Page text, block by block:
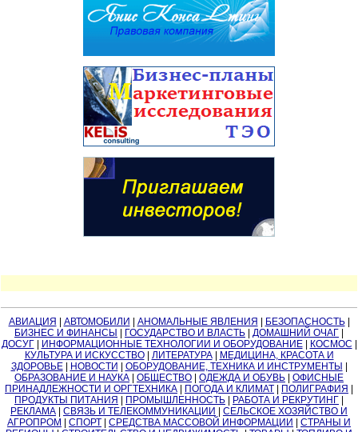
АВИАЦИЯ АВТОМОБИЛИ АНОМАЛЬНЫЕ ЯВЛЕНИЯ БЕЗОПАСНОСТЬ|
БИЗНЕС И ФИНАНСЫ
ГОСУДАРСТВО И ВЛАСТЬ ДОМАШНИЙ ОЧАГ
ДОСУГ| ИНФОРМАЦИОННЫЕ ТЕХНОЛОГИИ И ОБОРУДОВАНИЕ| КОСМОС
КУЛЬТУРА И ИСКУССТВО| ЛИТЕРАТУРА|
МЕДИЦИНА, КРАСОТА И
ЗДОРОВЬЕ| НОВОСТИ ОБОРУДОВАНИЕ, ТЕХНИКА И ИНСТРУМЕНТЫ
ОБРАЗОВАНИЕ И НАУКА
ОБЩЕСТВО ОДЕЖДА И ОБУВЬ
ОФИСНЫЕ
ПРИНАДЛЕЖНОСТИ И ОРГТЕХНИКА
ПОГОДА И КЛИМАТ ПОЛИГРАФИЯ
ПРОДУКТЫ ПИТАНИЯ
ПРОМЫШЛЕННОСТЬ РАБОТА И РЕКРУТИНГ
РЕКЛАМА
СВЯЗЬ И ТЕЛЕКОММУНИКАЦИИ
СЕЛЬСКОЕ ХОЗЯЙСТВО И
АГРОПРОМ
СПОРТ СРЕДСТВА МАССОВОЙ ИНФОРМАЦИИ
СТРАНЫ И